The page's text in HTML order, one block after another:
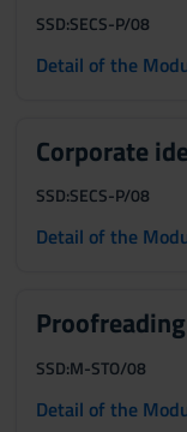
SSD:SECS-P/08
Detail of the
Corporate
SSD:SECS-P/08
Detail of the
SSD:M-STO/08
Detail of the